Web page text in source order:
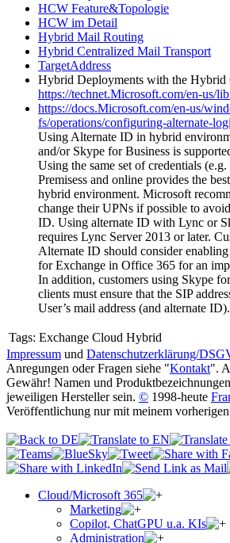
HCW Feature&Topologie
HCW im Detail
Hybrid Mail Routing
Hybrid Centralized Mail Transport
TargetAddress
Hybrid Deployments with the Hybrid
https://technet.Microsoft.com/en-us/
https://docs.Microsoft.com/en-us/
fs/operations/configuring-alternate-
Using Alternate ID in hybrid
and/or Skype for Business is
Using the same set of credentials
Premisess and online provides the
hybrid environment. Microsoft
change their UPNs if possible to
ID. Using alternate ID with Lync or
requires Lync Server 2013 or later.
Alternate ID should consider
for Exchange in Office 365 for an
In addition, customers using Skype
clients must ensure that the SIP
User’s mail address (and alternate ID).
Tags: Exchange Cloud Hybrid
Impressum und Datenschutzerklärung/
Anregungen oder Fragen siehe "Kontakt".
Gewähr! Namen und
jeweiligen Hersteller sein. © 1998-heute
Veröffentlichung nur mit meinem
Cloud/Microsoft 365
Marketing
Copilot, ChatGPU u.a. KIs
Administration